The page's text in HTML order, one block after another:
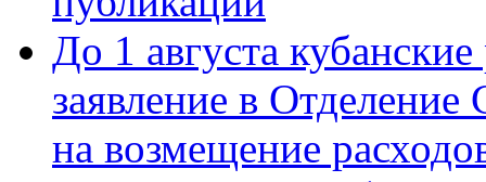
До 1 августа
заявление в
на возмещение